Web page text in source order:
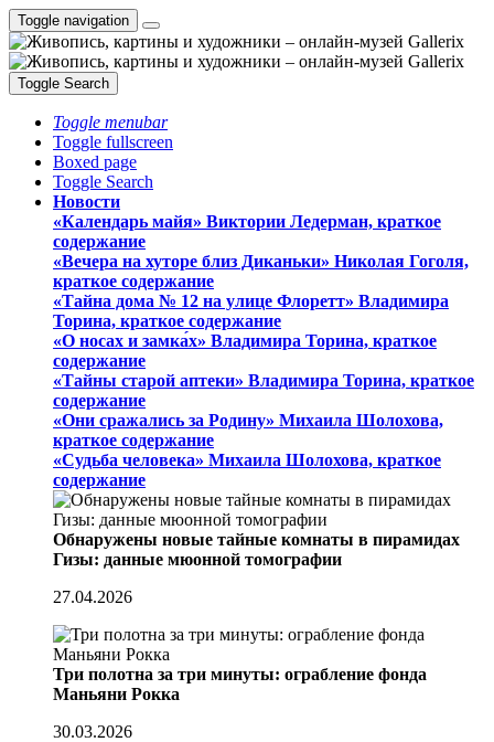
Toggle navigation
Toggle Search
Toggle menubar
Toggle fullscreen
Boxed page
Toggle Search
Новости
«Календарь майя» Виктории Ледерман, краткое
содержание
«Вечера на хуторе близ Диканьки» Николая Гоголя,
краткое содержание
«Тайна дома № 12 на улице Флоретт» Владимира
Торина, краткое содержание
«О носах и замка́х» Владимира Торина, краткое
содержание
«Тайны старой аптеки» Владимира Торина, краткое
содержание
«Они сражались за Родину» Михаила Шолохова,
краткое содержание
«Судьба человека» Михаила Шолохова, краткое
содержание
Обнаружены новые тайные комнаты в пирамидах
Гизы: данные мюонной томографии
27.04.2026
Три полотна за три минуты: ограбление фонда
Маньяни Рокка
30.03.2026